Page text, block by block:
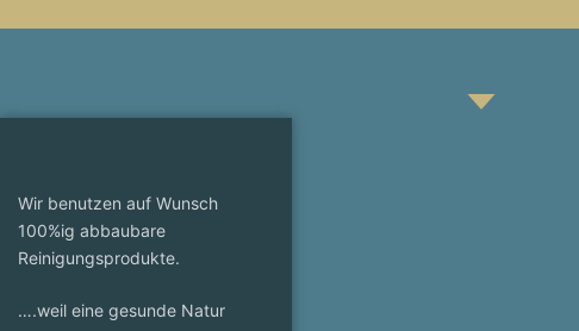
Wir benutzen auf Wunsch
100%ig abbaubare
Reinigungsprodukte.
….weil eine gesunde Natur